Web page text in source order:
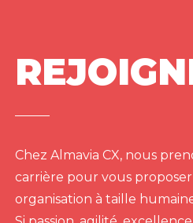
Chez Almavia CX, nous
carrière pour vous
organisation à taille